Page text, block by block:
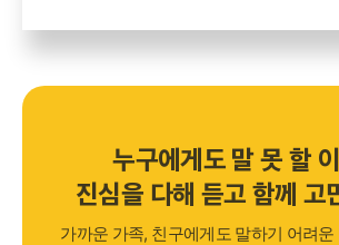
누구에게도 말 못 할
진심을 다해 듣고 함께 고
가까운 가족, 친구에게도 말하기 어려운